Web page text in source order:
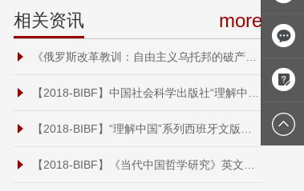
相关资讯 more